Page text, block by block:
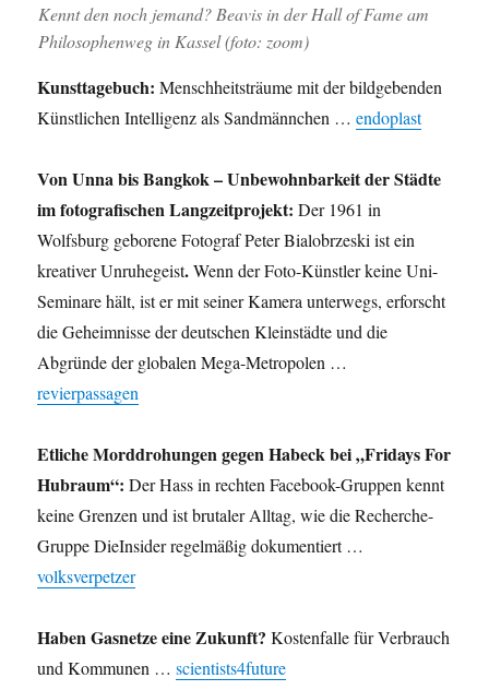
Kennt den noch jemand? Beavis in der Hall of Fame am
Philosophenweg in Kassel (foto: zoom)
Kunsttagebuch:Menschheitsträume mit der bildgebenden
Künstlichen Intelligenz als Sandmännchen …endoplast
Von Unna bis Bangkok – Unbewohnbarkeit der Städte
im fotografischen Langzeitprojekt: Der 1961 in
Wolfsburg geborene Fotograf Peter Bialobrzeski ist ein
kreativer Unruhegeist.Wenn der Foto-Künstler keine Uni-
Seminare hält, ist er mit seiner Kamera unterwegs, erforscht
die Geheimnisse der deutschen Kleinstädte und die
Abgründe der globalen Mega-Metropolen …
revierpassagen
Etliche Morddrohungen gegen Habeck bei „Fridays For
Hubraum“: Der Hass in rechten Facebook-Gruppen kennt
keine Grenzen und ist brutaler Alltag, wie die Recherche-
Gruppe DieInsider regelmäßig dokumentiert …
volksverpetzer
Haben Gasnetze eine Zukunft? Kostenfalle für Verbrauch
und Kommunen …scientists4future